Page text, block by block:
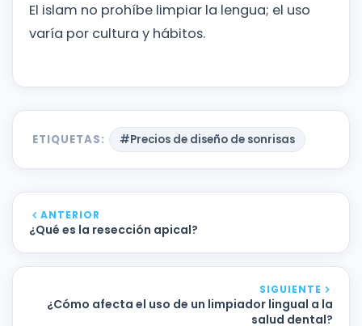
El islam no prohíbe limpiar la lengua; el uso
varía por cultura y hábitos.
ETIQUETAS: #Precios de diseño de sonrisas
ANTERIOR
¿Qué es la resección apical?
SIGUIENTE
¿Cómo afecta el uso de un limpiador lingual a la
salud dental?